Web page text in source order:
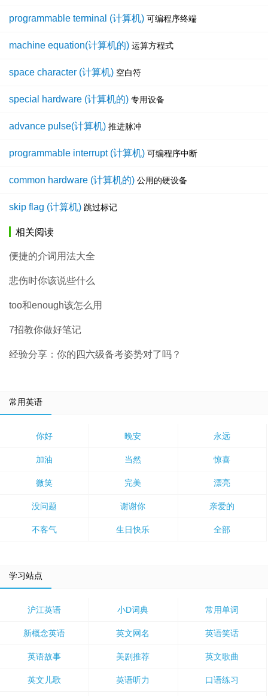
programmable terminal (计算机) 可编程序终端
machine equation(计算机的) 运算方程式
space character (计算机) 空白符
special hardware (计算机的) 专用设备
advance pulse(计算机) 推进脉冲
programmable interrupt (计算机) 可编程序中断
common hardware (计算机的) 公用的硬设备
skip flag (计算机) 跳过标记
相关阅读
便捷的介词用法大全
悲伤时你该说些什么
too和enough该怎么用
7招教你做好笔记
经验分享：你的四六级备考姿势对了吗？
常用英语
你好 晚安 永远
加油 当然 惊喜
微笑 完美 漂亮
没问题 谢谢你 亲爱的
不客气 生日快乐 全部
学习站点
沪江英语 小D词典 常用单词
新概念英语 英文网名 英语笑话
英语故事 美剧推荐 英文歌曲
英文儿歌 英语听力 口语练习